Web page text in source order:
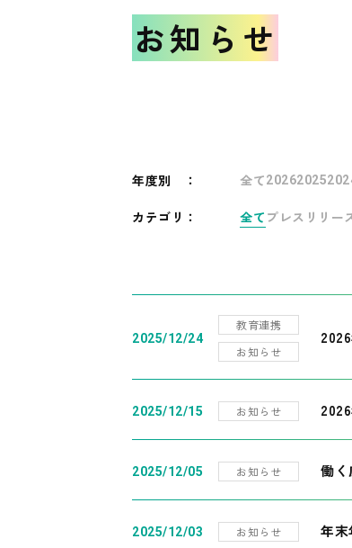
お知らせ
年度別 ： 全て20262025
カテゴリ： 全て プレスリリー
2025/12/24
教育連携
お知らせ
2025/12/15 お知らせ
2025/12/05 お知らせ 働く
2025/12/03 お知らせ 年末